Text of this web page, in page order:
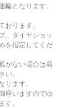
となります。
ります。
、タイヤショッ
を指定してくだ
がない場合は発
。
ます。
座いますのでゆ
。